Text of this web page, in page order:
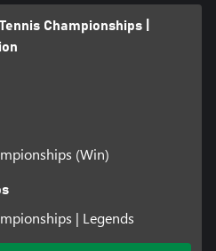
Championships |
(Win)
| Legends